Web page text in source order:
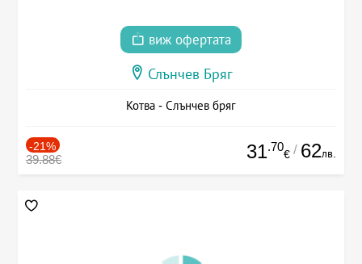
виж офертата
Слънчев Бряг
Котва - Слънчев бряг
-21%
39.88€ 31.70
€ / 62лв.